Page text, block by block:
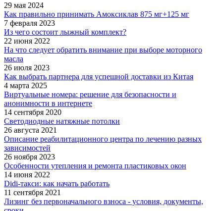
29 мая 2024
Как правильно принимать Амоксиклав 875 мг+125 мг
7 февраля 2023
Из чего состоит лыжный комплект?
22 июня 2022
На что следует обратить внимание при выборе моторного
масла
26 июля 2023
Как выбрать партнера для успешной доставки из Китая
4 марта 2025
Виртуальные номера: решение для безопасности и
анонимности в интернете
14 сентября 2020
Светодиодные натяжные потолки
26 августа 2021
Описание реабилитационного центра по лечению разных
зависимостей
26 ноября 2023
Особенности утепления и ремонта пластиковых окон
14 июня 2022
Didi-такси: как начать работать
11 сентября 2021
Лизинг без первоначального взноса - условия, документы,